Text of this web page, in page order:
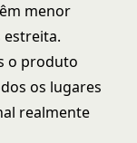
menor
estreita.
o produto
os lugares
realmente